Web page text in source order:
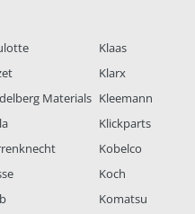
Materials
Klaas
Klarx
Kleemann
Klickparts
Kobelco
Koch
Komatsu